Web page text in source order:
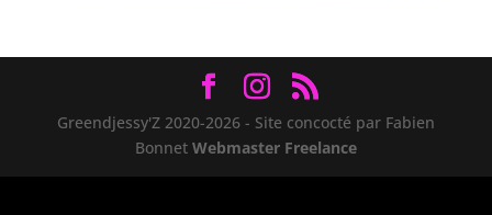
Greendjessy'Z 2020-2026 - Site concocté par Fabien
Bonnet Webmaster Freelance